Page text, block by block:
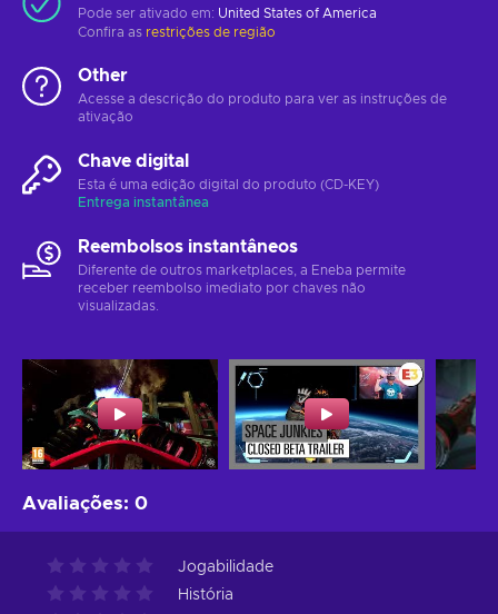
Pode ser ativado em: United States of America
Confira as restrições de região
Other
Acesse a descrição do produto para ver as instruções de
ativação
Chave digital
Esta é uma edição digital do produto (CD-KEY)
Entrega instantânea
Reembolsos instantâneos
Diferente de outros marketplaces, a Eneba permite
receber reembolso imediato por chaves não
visualizadas.
Avaliações: 0
Jogabilidade
História